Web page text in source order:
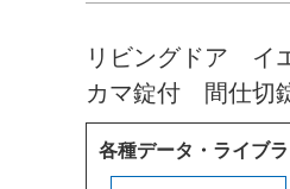
リビングドア
カマ錠付 間仕切
各種データ・ライブ